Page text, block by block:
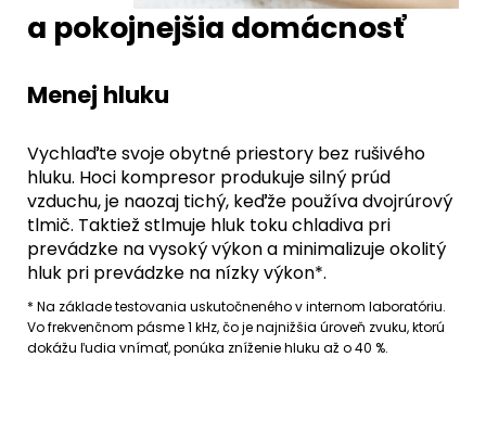
a pokojnejšia domácnosť
Menej hluku
Vychlaďte svoje obytné priestory bez rušivého
hluku. Hoci kompresor produkuje silný prúd
vzduchu, je naozaj tichý, keďže používa dvojrúrový
tlmič. Taktiež stlmuje hluk toku chladiva pri
prevádzke na vysoký výkon a minimalizuje okolitý
hluk pri prevádzke na nízky výkon*.
* Na základe testovania uskutočneného v internom laboratóriu.
Vo frekvenčnom pásme 1 kHz, čo je najnižšia úroveň zvuku, ktorú
dokážu ľudia vnímať, ponúka zníženie hluku až o 40 %.